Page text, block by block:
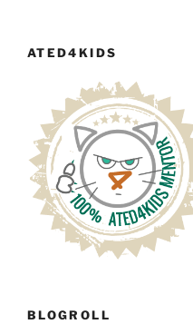
ATED4KIDS
BLOGROLL